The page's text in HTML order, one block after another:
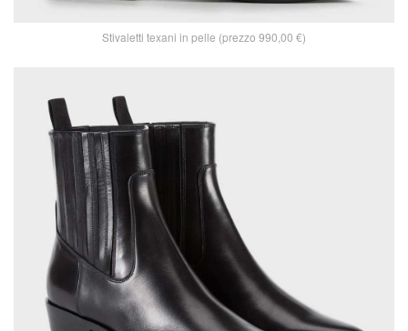
Stivaletti texani in pelle (prezzo 990,00 €)